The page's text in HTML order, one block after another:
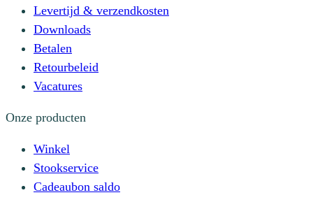
Levertijd & verzendkosten
Downloads
Betalen
Retourbeleid
Vacatures
Onze producten
Winkel
Stookservice
Cadeaubon saldo